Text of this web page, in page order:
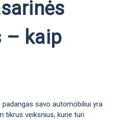
– kaip
savo automobiliui yra
tikrus veiksnius, kurie turi